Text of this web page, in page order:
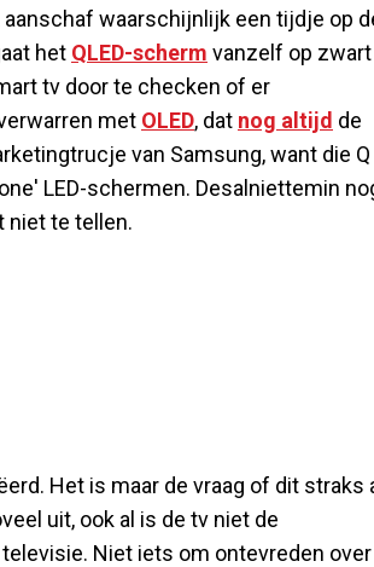
waarschijnlijk een tijdje op
het QLED-scherm vanzelf op zwart
tv door te checken of er
met OLED, dat nog altijd de
van Samsung, want die Q
LED-schermen. Desalniettemin
niet te tellen.
Het is maar de vraag of dit straks
uit, ook al is de tv niet de
Niet iets om ontevreden